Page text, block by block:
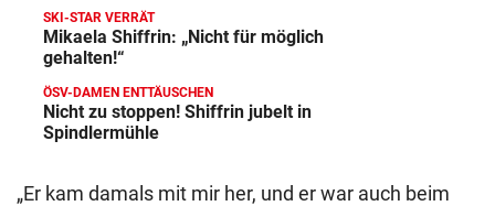
SKI-STAR VERRÄT
Mikaela Shiffrin: „Nicht für möglich
gehalten!“
ÖSV-DAMEN ENTTÄUSCHEN
Nicht zu stoppen! Shiffrin jubelt in
Spindlermühle
„Er kam damals mit mir her, und er war auch beim